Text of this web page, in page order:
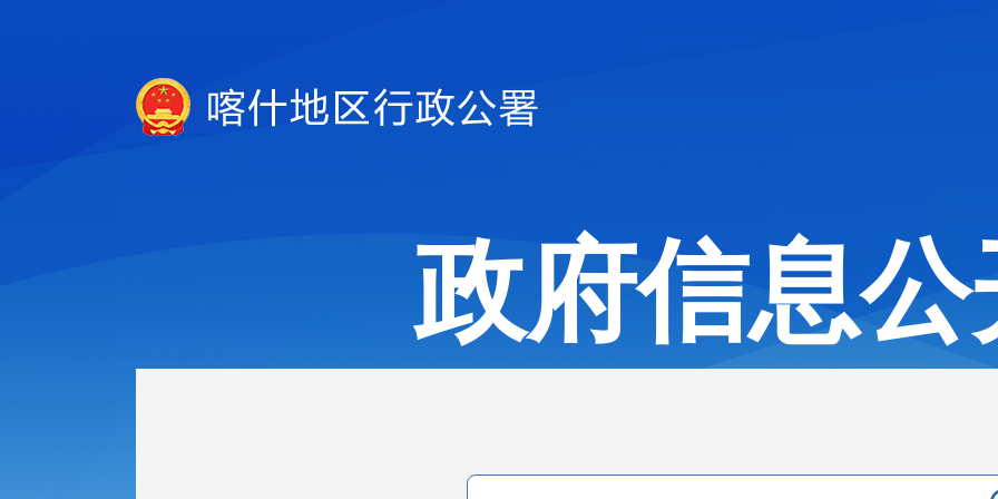
政府信息公